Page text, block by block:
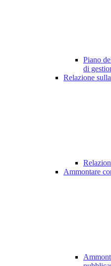
Piano
di
Relazione
Ammontare